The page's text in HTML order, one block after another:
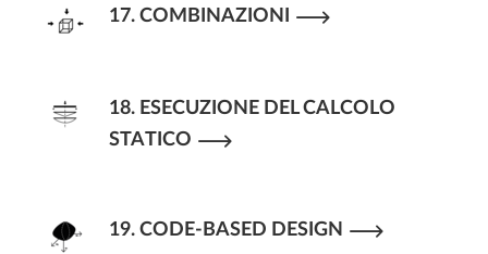
17. COMBINAZIONI
18. ESECUZIONE DEL CALCOLO
STATICO
19. CODE-BASED DESIGN